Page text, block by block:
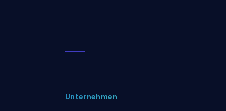
Unternehmen